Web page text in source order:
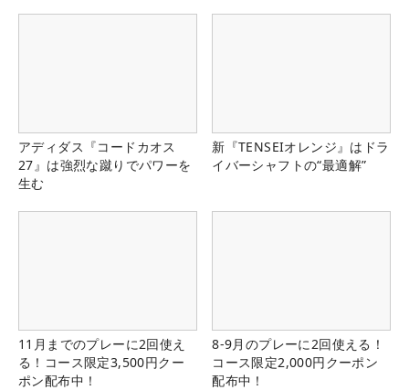
アディダス『コードカオス
27』は強烈な蹴りでパワーを
生む
新『TENSEIオレンジ』はドラ
イバーシャフトの“最適解”
11月までのプレーに2回使え
る！コース限定3,500円クー
ポン配布中！
8-9月のプレーに2回使える！
コース限定2,000円クーポン
配布中！